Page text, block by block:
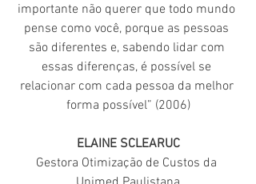
importante não querer que todo mundo
pense como você, porque as pessoas
são diferentes e, sabendo lidar com
essas diferenças, é possível se
relacionar com cada pessoa da melhor
forma possível” (2006)
ELAINE SCLEARUC
Gestora Otimização de Custos da